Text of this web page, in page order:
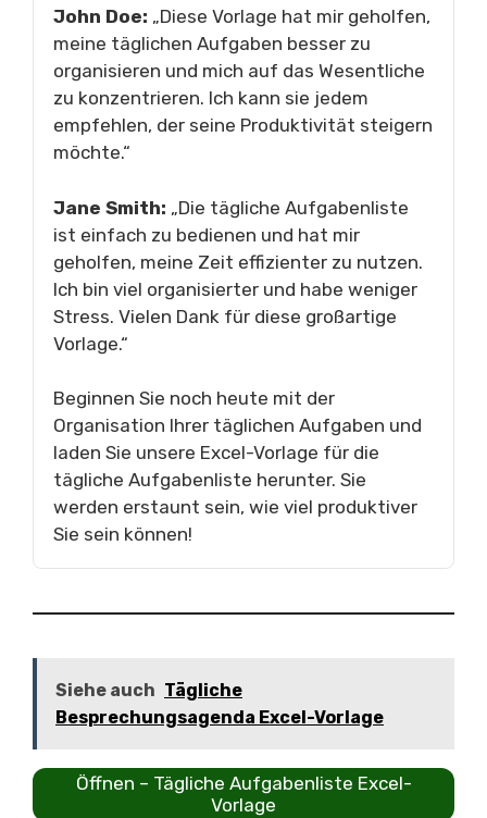
John Doe: „Diese Vorlage hat mir geholfen,
meine täglichen Aufgaben besser zu
organisieren und mich auf das Wesentliche
zu konzentrieren. Ich kann sie jedem
empfehlen, der seine Produktivität steigern
möchte.“
Jane Smith: „Die tägliche Aufgabenliste
ist einfach zu bedienen und hat mir
geholfen, meine Zeit effizienter zu nutzen.
Ich bin viel organisierter und habe weniger
Stress. Vielen Dank für diese großartige
Vorlage.“
Beginnen Sie noch heute mit der
Organisation Ihrer täglichen Aufgaben und
laden Sie unsere Excel-Vorlage für die
tägliche Aufgabenliste herunter. Sie
werden erstaunt sein, wie viel produktiver
Sie sein können!
Siehe auch Tägliche
Besprechungsagenda Excel-Vorlage
Öffnen – Tägliche Aufgabenliste Excel-
Vorlage